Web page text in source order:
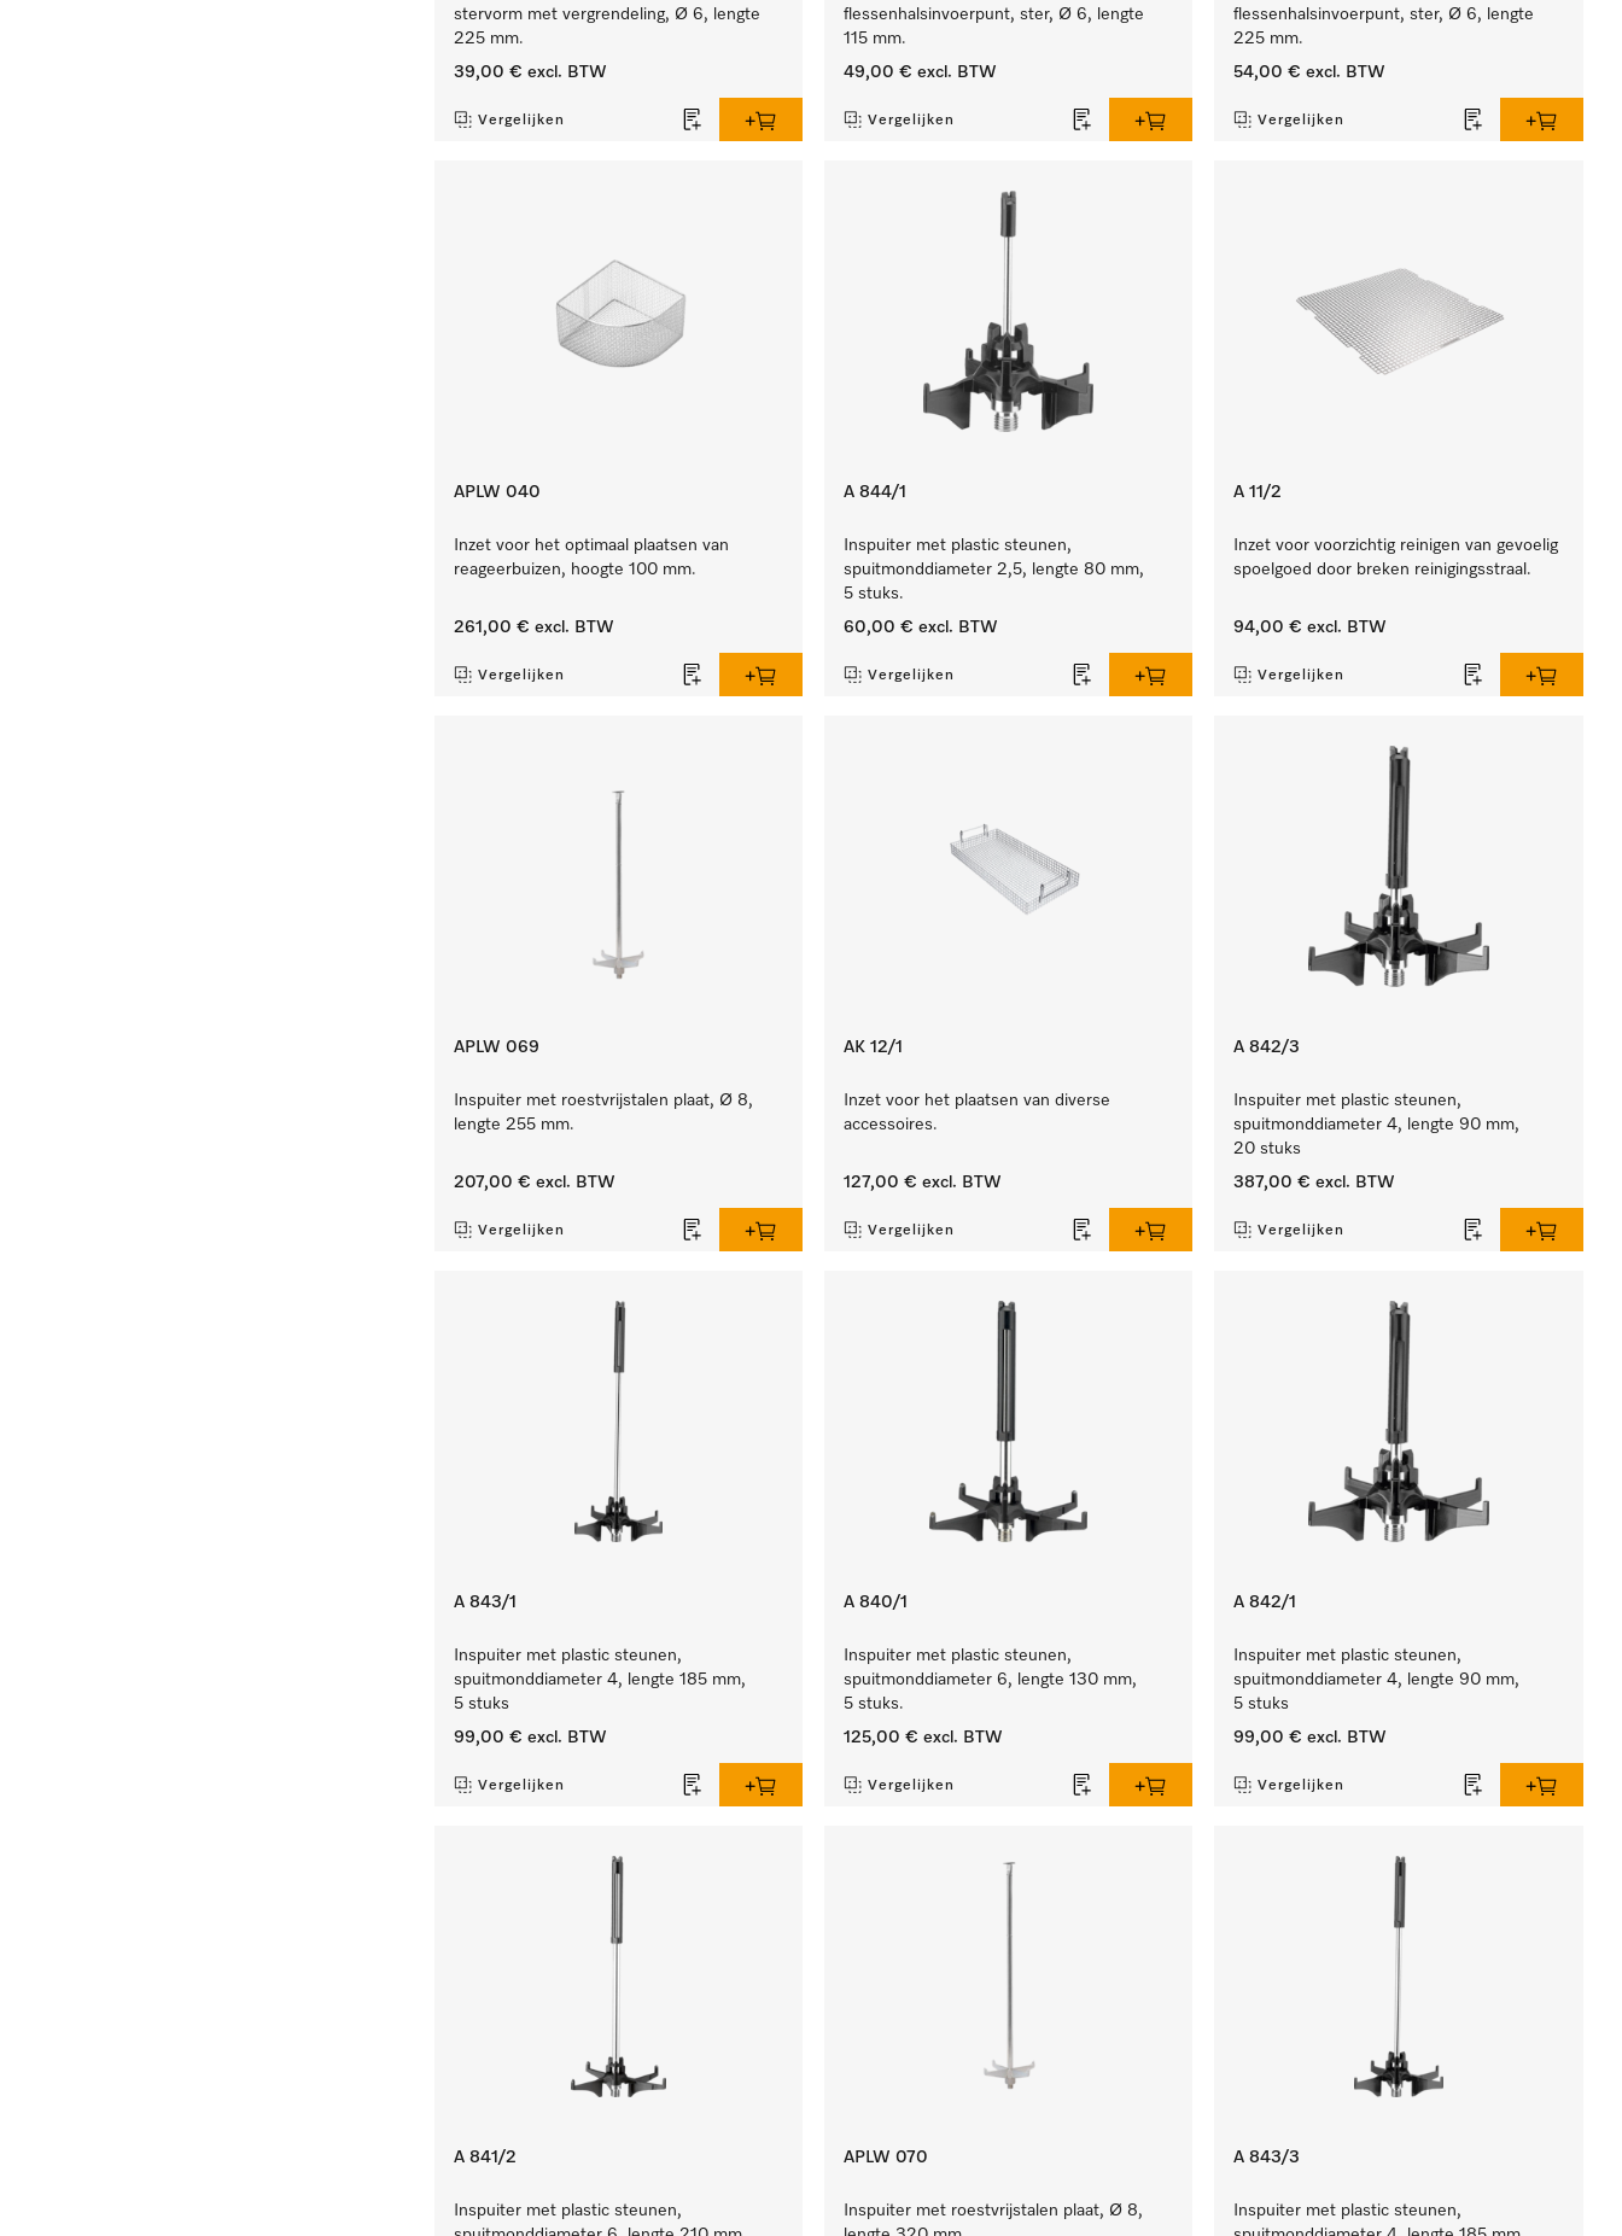
stervorm met vergrendeling, Ø 6, lengte
225 mm.
39,00 € excl. BTW
Vergelijken
flessenhalsinvoerpunt, ster, Ø 6, lengte
115 mm.
49,00 € excl. BTW
Vergelijken
flessenhalsinvoerpunt, ster, Ø 6, lengte
225 mm.
54,00 € excl. BTW
Vergelijken
APLW 040
Inzet voor het optimaal plaatsen van
reageerbuizen, hoogte 100 mm.
261,00 € excl. BTW
Vergelijken
A 844/1
Inspuiter met plastic steunen,
spuitmonddiameter 2,5, lengte 80 mm,
5 stuks.
60,00 € excl. BTW
Vergelijken
A 11/2
Inzet voor voorzichtig reinigen van gevoelig
spoelgoed door breken reinigingsstraal.
94,00 € excl. BTW
Vergelijken
APLW 069
Inspuiter met roestvrijstalen plaat, Ø 8,
lengte 255 mm.
207,00 € excl. BTW
Vergelijken
AK 12/1
Inzet voor het plaatsen van diverse
accessoires.
127,00 € excl. BTW
Vergelijken
A 842/3
Inspuiter met plastic steunen,
spuitmonddiameter 4, lengte 90 mm,
20 stuks
387,00 € excl. BTW
Vergelijken
A 843/1
Inspuiter met plastic steunen,
spuitmonddiameter 4, lengte 185 mm,
5 stuks
99,00 € excl. BTW
Vergelijken
A 840/1
Inspuiter met plastic steunen,
spuitmonddiameter 6, lengte 130 mm,
5 stuks.
125,00 € excl. BTW
Vergelijken
A 842/1
Inspuiter met plastic steunen,
spuitmonddiameter 4, lengte 90 mm,
5 stuks
99,00 € excl. BTW
Vergelijken
A 841/2
Inspuiter met plastic steunen,
APLW 070
Inspuiter met roestvrijstalen plaat, Ø 8,
A 843/3
Inspuiter met plastic steunen,